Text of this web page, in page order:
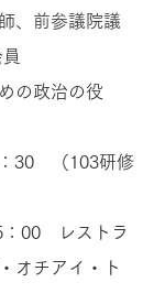
、前参議院議
の政治の役
30　（103研修
00　レストラ
オチアイ・ト